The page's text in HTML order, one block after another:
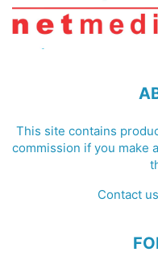
This site contains
commission if you make
Contact